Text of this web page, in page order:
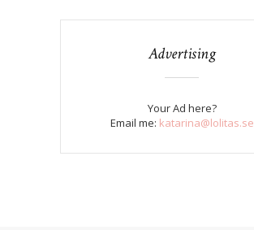
Advertising
Your Ad here?
Email me: katarina@lolitas.se